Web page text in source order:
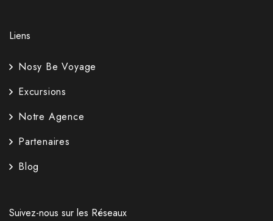
Liens
Nosy Be Voyage
Excursions
Notre Agence
Partenaires
Blog
Suivez-nous sur les Réseaux